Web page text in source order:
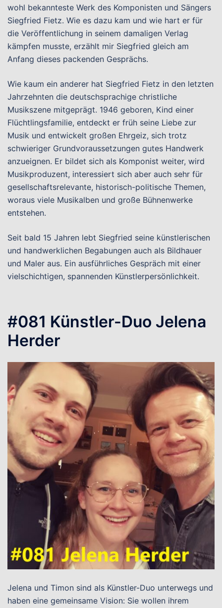
wohl bekannteste Werk des Komponisten und Sängers
Siegfried Fietz. Wie es dazu kam und wie hart er für
die Veröffentlichung in seinem damaligen Verlag
kämpfen musste, erzählt mir Siegfried gleich am
Anfang dieses packenden Gesprächs.
Wie kaum ein anderer hat Siegfried Fietz in den letzten
Jahrzehnten die deutschsprachige christliche
Musikszene mitgeprägt. 1946 geboren, Kind einer
Flüchtlingsfamilie, entdeckt er früh seine Liebe zur
Musik und entwickelt großen Ehrgeiz, sich trotz
schwieriger Grundvoraussetzungen gutes Handwerk
anzueignen. Er bildet sich als Komponist weiter, wird
Musikproduzent, interessiert sich aber auch sehr für
gesellschaftsrelevante, historisch-politische Themen,
woraus viele Musikalben und große Bühnenwerke
entstehen.
Seit bald 15 Jahren lebt Siegfried seine künstlerischen
und handwerklichen Begabungen auch als Bildhauer
und Maler aus. Ein ausführliches Gespräch mit einer
vielschichtigen, spannenden Künstlerpersönlichkeit.
#081 Künstler-Duo Jelena
Herder
Jelena und Timon sind als Künstler-Duo unterwegs und
haben eine gemeinsame Vision: Sie wollen ihrem